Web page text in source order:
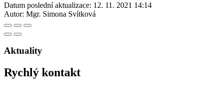
Datum poslední aktualizace: 12. 11. 2021 14:14
Autor: Mgr. Simona Svítková
Aktuality
Rychlý kontakt